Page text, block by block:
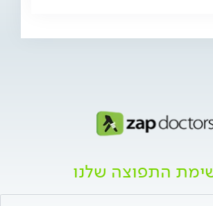
התפוצה שלנו